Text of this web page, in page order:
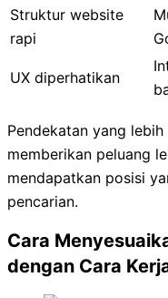
Struktur website
rapi
UX diperhatikan
Pendekatan yang lebih
memberikan peluang
mendapatkan posisi
pencarian.
Cara
dengan Cara